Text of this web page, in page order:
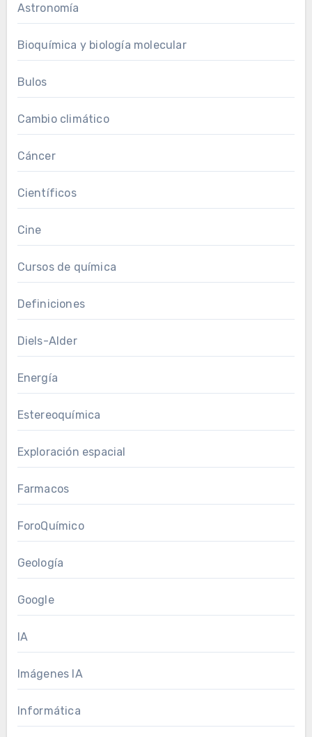
Astronomía
Bioquímica y biología molecular
Bulos
Cambio climático
Cáncer
Científicos
Cine
Cursos de química
Definiciones
Diels-Alder
Energía
Estereoquímica
Exploración espacial
Farmacos
ForoQuímico
Geología
Google
IA
Imágenes IA
Informática